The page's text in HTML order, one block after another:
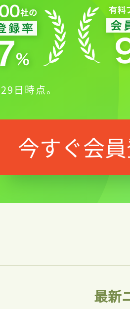
日時点。
今すぐ会
最新